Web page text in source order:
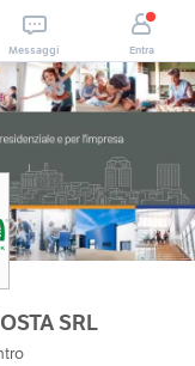
Messaggi Entra
SRL